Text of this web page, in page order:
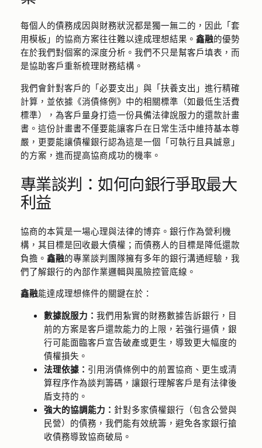
每個人的債務成因與財務狀況都是獨一無二的，因此「套
用模板」的協商方案往往難以達成理想結果。 鑫融的優勢
在於我們對個案的深度分析。我們不只是幫客戶填表，而
是協助客戶重新梳理財務結構。
我們會針對客戶的「必要支出」與「扶養支出」進行精確
計算，並依據《消債條例》中的相關標準（如最低生活費
標準），為客戶量身打造一份具備法律說服力的還款計畫
書。這份計畫書不僅要能讓客戶在日常生活中維持基本尊
嚴，更要能讓債權銀行認為這是一個「可執行且具誠意」
的方案，進而提高協商成功的機率。
專業談判：如何向銀行爭取最大
利益
協商的本質是一場心理與法律的博弈。銀行作為營利機
構，其目標是回收最大債權；而債務人的目標是降低還款
負擔。 鑫融的專業談判團隊擁有多年的銀行溝通經驗，我
們了解銀行的內部作業邏輯與風險控管底線。
鑫融能達成理想條件的關鍵在於：
數據說服力： 我們用紮實的財務數據告訴銀行，目
前的方案是客戶還款能力的上限，若強行逼債，銀
行可能面臨客戶宣告破產或更生，導致更大幅度的
債權損失。
法理依據： 引用消債條例中的前置協商、更生或清
算程序作為談判籌碼，讓銀行理解客戶是有法律後
盾支持的。
強大的協調能力： 針對多家債權銀行（包含公營與
民營）的債務，我們能有效統籌，避免各家銀行搶
收債務導致協商破局。